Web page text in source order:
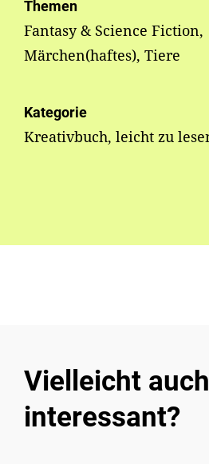
Themen
Fantasy & Science Fiction,
Märchen(haftes), Tiere
Kategorie
Kreativbuch, leicht zu
Vielleicht auch
interessant?